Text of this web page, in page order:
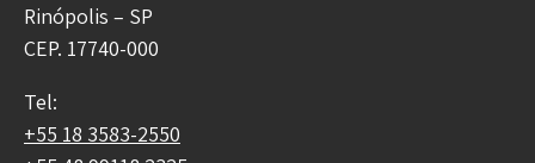
Rinópolis – SP
CEP. 17740-000
Tel:
+55 18 3583-2550